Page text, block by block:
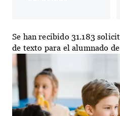
Se han recibido 31.183
de texto para el alumnado